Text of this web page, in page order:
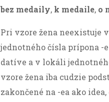
bez medaily, k medaile, o
Pri vzore žena neexistuje
jednotného čísla prípona -
datíve a v lokáli
vzore žena iba cudzie
zakončené na -ea ako